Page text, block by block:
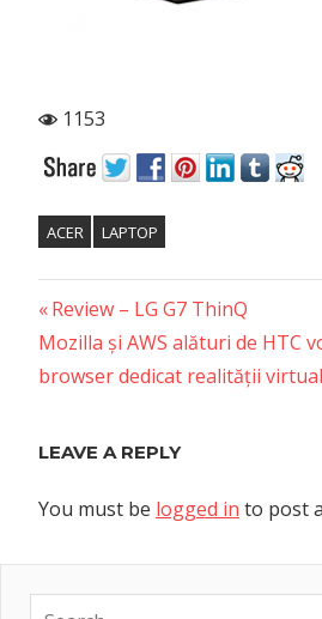
1153
ACER LAPTOP
Post
navigation
Previous
Post:
Review – LG G7 ThinQ
Next
Post:
Mozilla și AWS alături de HTC
browser dedicat realității
LEAVE A REPLY
You must be logged in to post